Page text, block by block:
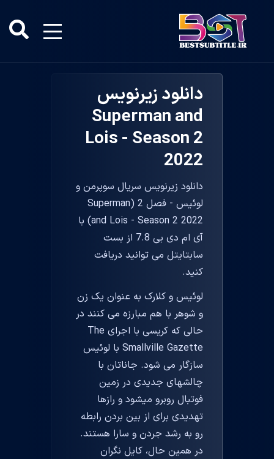
دانلود زیرنویس
Superman and
Lois - Season 2
2022
دانلود زیرنویس سریال سوپرمن و
لوئیس - فصل 2 (Superman
and Lois - Season 2 2022) با
آی ام دی بی 7.8 از بست
سابتایتل می توانید دریافت
کنید.
لوئیس و کلارک به عنوان یک زن
و شوهر با هم مبارزه می کنند در
حالی که کریسی با اجرای The
Smallville Gazette با لوئیس
سازگار می شود. جاناتان با
چالشهای جدیدی در زمین
فوتبال روبرو میشود و رازها
تهدیدی برای از بین بردن رابطه
رو به رشد جردن و سارا هستند.
در همین حال، کایل نگران